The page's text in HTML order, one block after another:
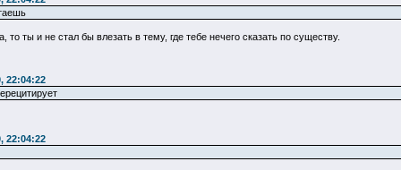
ты и не стал бы влезать в тему, где тебе нечего сказать по существу.
22:04:22
22:04:22